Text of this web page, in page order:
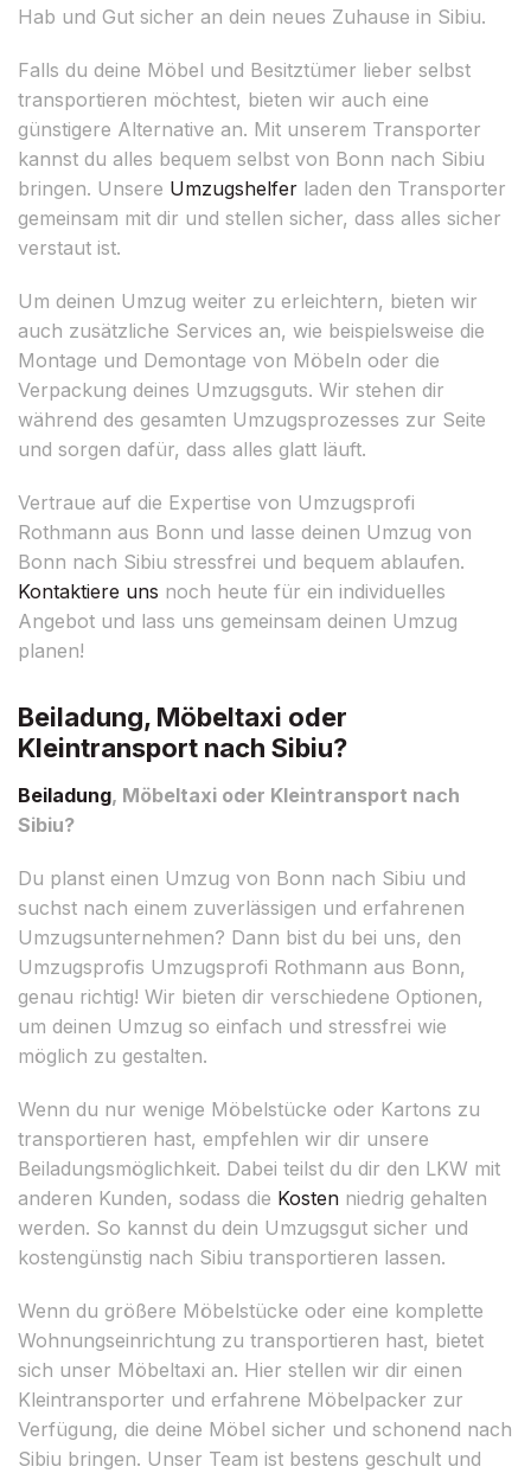
Hab und Gut sicher an dein neues Zuhause in Sibiu.
Falls du deine Möbel und Besitztümer lieber selbst
transportieren möchtest, bieten wir auch eine
günstigere Alternative an. Mit unserem Transporter
kannst du alles bequem selbst von Bonn nach Sibiu
bringen. Unsere Umzugshelfer laden den Transporter
gemeinsam mit dir und stellen sicher, dass alles sicher
verstaut ist.
Um deinen Umzug weiter zu erleichtern, bieten wir
auch zusätzliche Services an, wie beispielsweise die
Montage und Demontage von Möbeln oder die
Verpackung deines Umzugsguts. Wir stehen dir
während des gesamten Umzugsprozesses zur Seite
und sorgen dafür, dass alles glatt läuft.
Vertraue auf die Expertise von Umzugsprofi
Rothmann aus Bonn und lasse deinen Umzug von
Bonn nach Sibiu stressfrei und bequem ablaufen.
Kontaktiere uns noch heute für ein individuelles
Angebot und lass uns gemeinsam deinen Umzug
planen!
Beiladung, Möbeltaxi oder
Kleintransport nach Sibiu?
Beiladung, Möbeltaxi oder Kleintransport nach
Sibiu?
Du planst einen Umzug von Bonn nach Sibiu und
suchst nach einem zuverlässigen und erfahrenen
Umzugsunternehmen? Dann bist du bei uns, den
Umzugsprofis Umzugsprofi Rothmann aus Bonn,
genau richtig! Wir bieten dir verschiedene Optionen,
um deinen Umzug so einfach und stressfrei wie
möglich zu gestalten.
Wenn du nur wenige Möbelstücke oder Kartons zu
transportieren hast, empfehlen wir dir unsere
Beiladungsmöglichkeit. Dabei teilst du dir den LKW mit
anderen Kunden, sodass die Kosten niedrig gehalten
werden. So kannst du dein Umzugsgut sicher und
kostengünstig nach Sibiu transportieren lassen.
Wenn du größere Möbelstücke oder eine komplette
Wohnungseinrichtung zu transportieren hast, bietet
sich unser Möbeltaxi an. Hier stellen wir dir einen
Kleintransporter und erfahrene Möbelpacker zur
Verfügung, die deine Möbel sicher und schonend nach
Sibiu bringen. Unser Team ist bestens geschult und